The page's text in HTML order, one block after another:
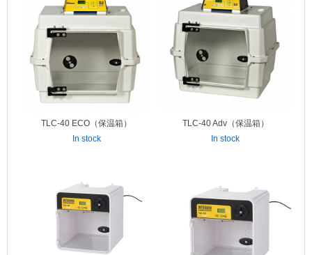
TLC-40 ECO（保温箱）
In stock
TLC-40 Adv（保温箱）
In stock